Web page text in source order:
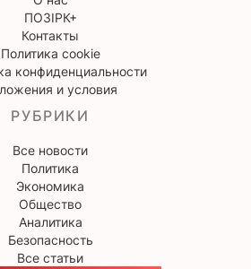
ПОЗІРК+
Контакты
Политика cookie
конфиденциальности
и условия
РУБРИКИ
Все новости
Политика
Экономика
Общество
Аналитика
Безопасность
Все статьи